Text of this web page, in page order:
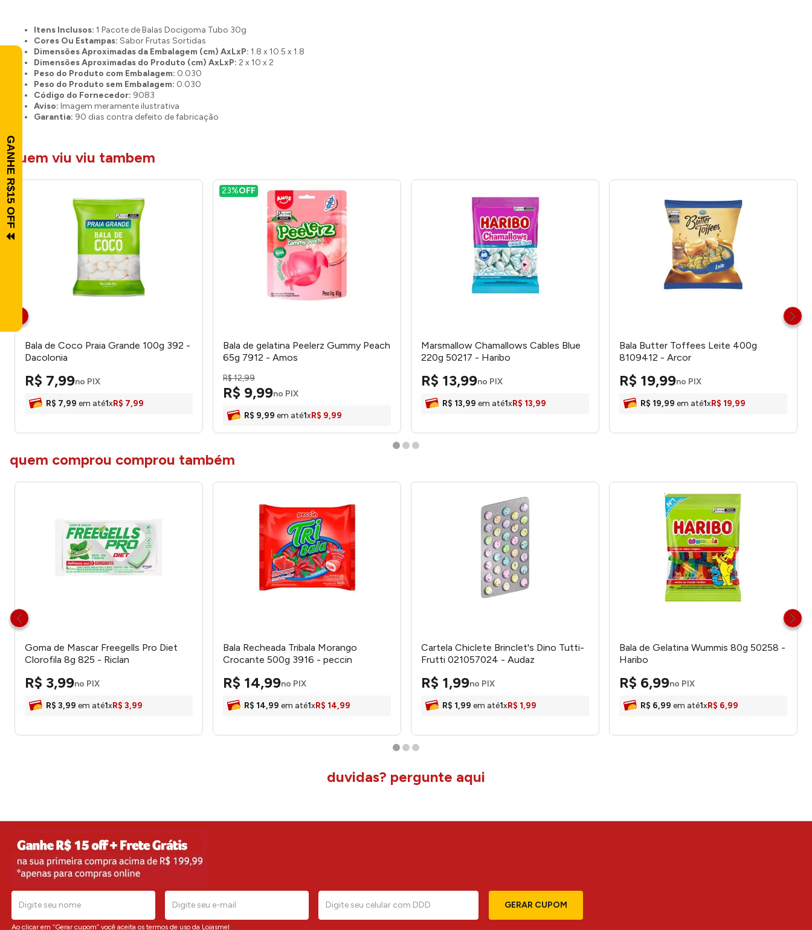
Itens Inclusos: 1 Pacote de Balas Docigoma Tubo 30g
Cores Ou Estampas: Sabor Frutas Sortidas
Dimensões Aproximadas da Embalagem (cm) AxLxP: 1.8 x 10.5 x 1.8
Dimensões Aproximadas do Produto (cm) AxLxP: 2 x 10 x 2
Peso do Produto com Embalagem: 0.030
Peso do Produto sem Embalagem: 0.030
Código do Fornecedor: 9083
Aviso: Imagem meramente ilustrativa
Garantia: 90 dias contra defeito de fabricação
quem viu viu tambem
Bala de Coco Praia Grande 100g 392 -
Dacolonia
R$ 7,99no PIX
R$ 7,99 em até1xR$ 7,99
23%OFF
Bala de gelatina Peelerz Gummy Peach
65g 7912 - Amos
R$12,99
R$ 9,99no PIX
R$ 9,99 em até1xR$ 9,99
Marsmallow Chamallows Cables Blue
220g 50217 - Haribo
R$ 13,99no PIX
R$ 13,99 em até1xR$ 13,99
Bala Butter Toffees Leite 400g
8109412 - Arcor
R$ 19,99no PIX
R$ 19,99 em até1xR$ 19,99
quem comprou comprou também
Goma de Mascar Freegells Pro Diet
Clorofila 8g 825 - Riclan
R$ 3,99no PIX
R$ 3,99 em até1xR$ 3,99
Bala Recheada Tribala Morango
Crocante 500g 3916 - peccin
R$ 14,99no PIX
R$ 14,99 em até1xR$ 14,99
Cartela Chiclete Brinclet's Dino Tutti-
Frutti 021057024 - Audaz
R$ 1,99no PIX
R$ 1,99 em até1xR$ 1,99
Bala de Gelatina Wummis 80g 50258 -
Haribo
R$ 6,99no PIX
R$ 6,99 em até1xR$ 6,99
duvidas? pergunte aqui
GERAR CUPOM
Ao clicar em “Gerar cupom” você aceita os termos de uso da Lojasmel